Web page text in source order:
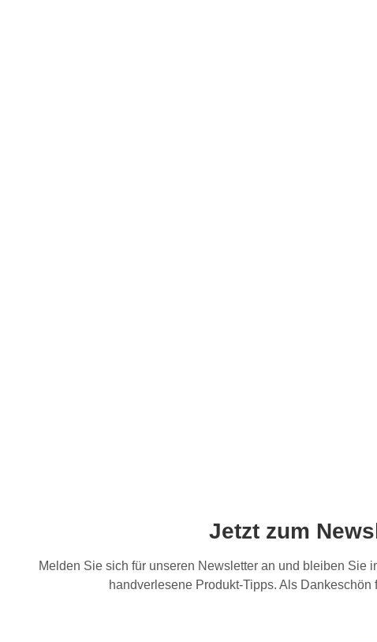
Jetzt zum
Melden Sie sich für unseren Newsletter an und bleiben Sie
handverlesene Produkt-Tipps. Als